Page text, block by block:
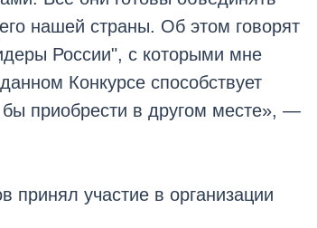
нашей страны. Об этом говорят
России", с которыми мне
Конкурсе способствует
приобрести в другом месте», —
участие в организации